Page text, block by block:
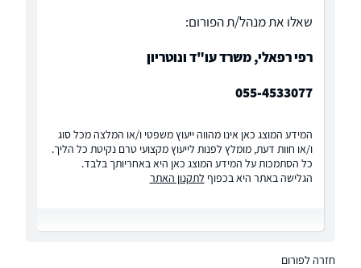
שאלו את מנהל/ת הפורום:
רפי רפאלי, משרד עו"ד ונוטריון
055-4533077
המידע המוצג כאן אינו מהווה ייעוץ משפטי ו/או המלצה מכל סוג
ו/או חוות דעת, מומלץ לפנות לייעוץ מקצועי טרם נקיטת כל הליך.
כל הסתמכות על המידע המוצג כאן היא באחריותך בלבד.
הגלישה באתר היא בכפוף לתקנון האתר
חזרה לפורום